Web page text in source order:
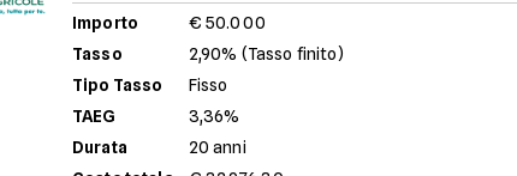
Importo
€ 50.000
Tasso
2,90% (Tasso finito)
Tipo Tasso
Fisso
TAEG
3,36%
Durata
20 anni